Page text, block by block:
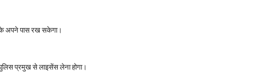
अपने पास रख सकेगा।
प्रमुख से लाइसेंस लेना होगा।